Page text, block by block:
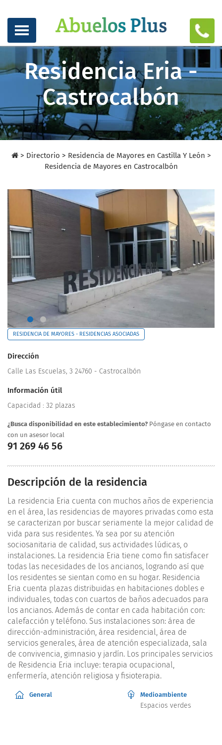
Residencia Eria -
Castrocalbón
> Directorio > Residencia de Mayores en Castilla Y León >
Residencia de Mayores en Castrocalbón
RESIDENCIA DE MAYORES - RESIDENCIAS ASOCIADAS
Dirección
Calle Las Escuelas, 3 24760 - Castrocalbón
Información útil
Capacidad : 32 plazas
¿Busca disponibilidad en este establecimiento? Póngase en contacto
con un asesor local
91 269 46 56
Descripción de la residencia
La residencia Eria cuenta con muchos años de experiencia
en el área, las residencias de mayores privadas como esta
se caracterizan por buscar seriamente la mejor calidad de
vida para sus residentes. Ya sea por su atención
sociosanitaria de calidad, sus actividades lúdicas, o
instalaciones. La residencia Eria tiene como fin satisfacer
todas las necesidades de los ancianos, logrando así que
los residentes se sientan como en su hogar. Residencia
Eria cuenta plazas distribuidas en habitaciones dobles e
individuales, todas con cuartos de baños adecuados para
los ancianos. Además de contar en cada habitación con:
calefacción y teléfono. Sus instalaciones son: área de
dirección-administración, área residencial, área de
servicios generales, área de atención especializada, sala
de convivencia, gimnasio y jardín. Los principales servicios
de Residencia Eria incluye: terapia ocupacional,
enfermería, atención religiosa y fisioterapia.
General Medioambiente
Espacios verdes